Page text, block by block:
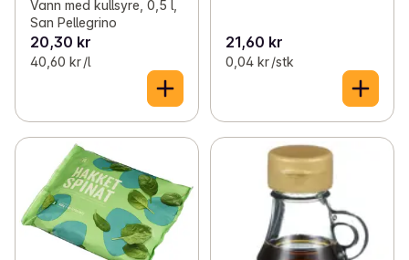
Vann med kullsyre, 0,5 l,
San Pellegrino
20,30 kr
40,60 kr /l
21,60 kr
0,04 kr /stk